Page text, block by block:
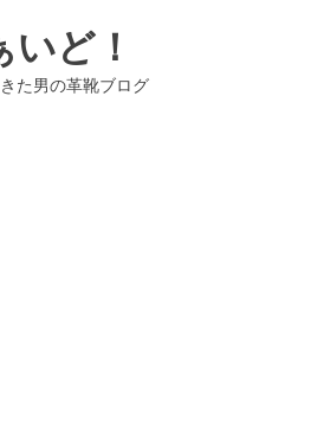
ど！
た男の革靴ブログ